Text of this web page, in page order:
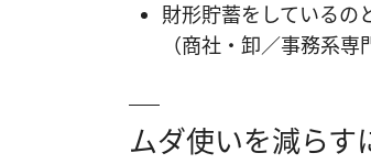
財形貯蓄をしているの
（商社・卸／事務系専
ムダ使いを減らす